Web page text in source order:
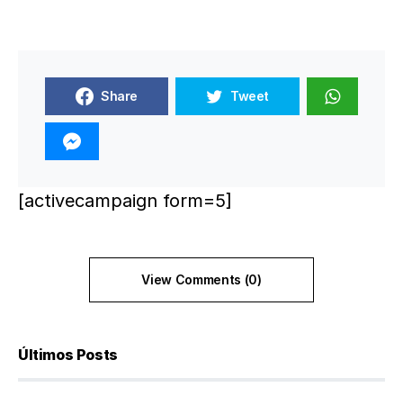
Share Tweet
[activecampaign form=5]
View Comments (0)
Últimos Posts